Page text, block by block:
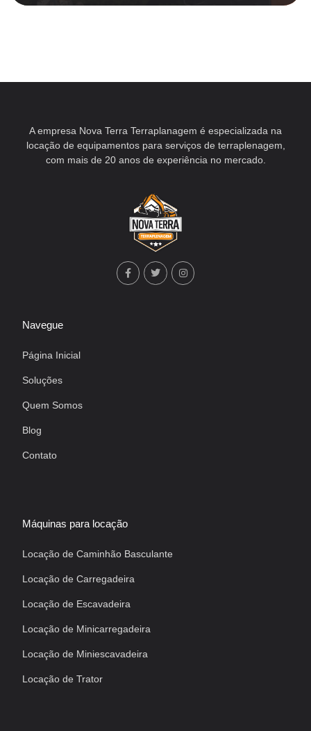
A empresa Nova Terra Terraplanagem é especializada na
locação de equipamentos para serviços de terraplenagem,
com mais de 20 anos de experiência no mercado.
Navegue
Página Inicial
Soluções
Quem Somos
Blog
Contato
Máquinas para locação
Locação de Caminhão Basculante
Locação de Carregadeira
Locação de Escavadeira
Locação de Minicarregadeira
Locação de Miniescavadeira
Locação de Trator